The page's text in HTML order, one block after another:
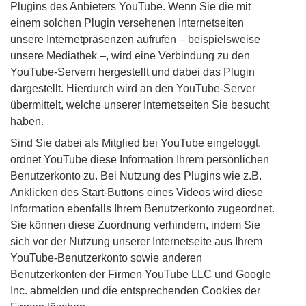
Plugins des Anbieters YouTube. Wenn Sie die mit
einem solchen Plugin versehenen Internetseiten
unsere Internetpräsenzen aufrufen – beispielsweise
unsere Mediathek –, wird eine Verbindung zu den
YouTube-Servern hergestellt und dabei das Plugin
dargestellt. Hierdurch wird an den YouTube-Server
übermittelt, welche unserer Internetseiten Sie besucht
haben.
Sind Sie dabei als Mitglied bei YouTube eingeloggt,
ordnet YouTube diese Information Ihrem persönlichen
Benutzerkonto zu. Bei Nutzung des Plugins wie z.B.
Anklicken des Start-Buttons eines Videos wird diese
Information ebenfalls Ihrem Benutzerkonto zugeordnet.
Sie können diese Zuordnung verhindern, indem Sie
sich vor der Nutzung unserer Internetseite aus Ihrem
YouTube-Benutzerkonto sowie anderen
Benutzerkonten der Firmen YouTube LLC und Google
Inc. abmelden und die entsprechenden Cookies der